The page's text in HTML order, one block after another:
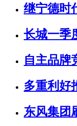
继宁德时
长城一季
自主品牌
多重利好
东风集团